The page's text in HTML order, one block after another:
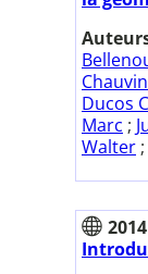
Ducos
Marc ;
Walter ;
2014